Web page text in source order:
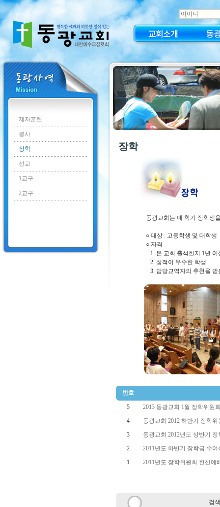
교회소개 동
제자훈련
봉사
장학
선교
1교구
2교구
장학
동광교회는 매 학기 장학생
○ 대상 : 고등학생 및 대학생
○ 자격
1. 본 교회 출석한지 1년
2. 성적이 우수한 학생
3. 담당교역자의 추천을 받
번호
5
2013 동광교회 1월 장학위원
4
동광교회 2012 하반기 장학
3
동광교회 2012년도 상반기
2
2011년도 하반기 장학금 수
1
2011년도 장학위원회 헌신예
검